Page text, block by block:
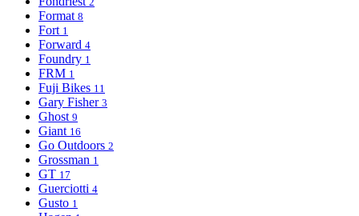
Format 8
Fort 1
Forward 4
Foundry 1
FRM 1
Fuji Bikes 11
Gary Fisher 3
Ghost 9
Giant 16
Go Outdoors 2
Grossman 1
GT 17
Guerciotti 4
Gusto 1